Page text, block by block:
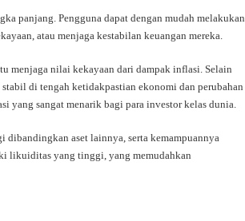
panjang. Pengguna dapat dengan mudah melakukan
atau menjaga kestabilan keuangan mereka.
menjaga nilai kekayaan dari dampak inflasi. Selain
di tengah ketidakpastian ekonomi dan perubahan
yang sangat menarik bagi para investor kelas dunia.
aset lainnya, serta kemampuannya
likuiditas yang tinggi, yang memudahkan